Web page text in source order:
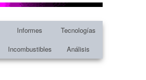
Informes
Tecnologías
Incombustibles Análisis